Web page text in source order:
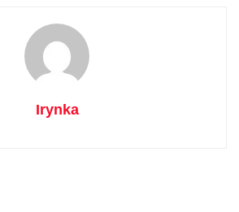
Irynka